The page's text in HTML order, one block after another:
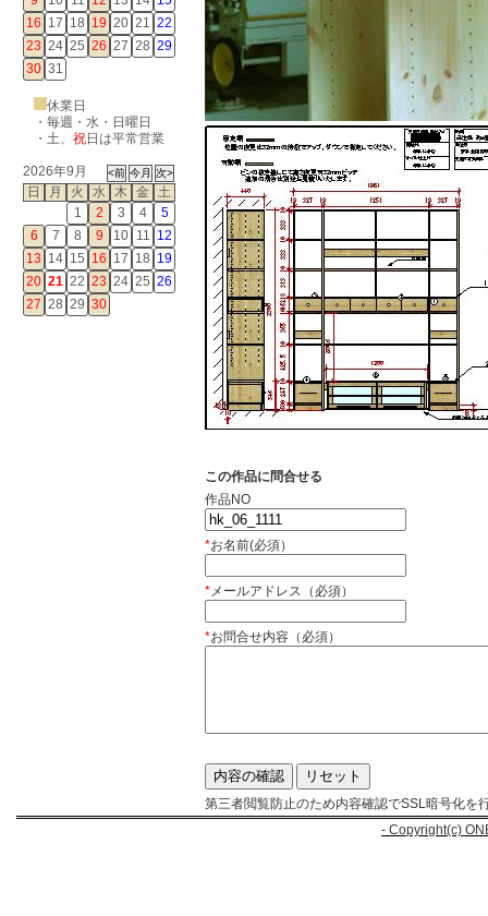
16 17 18 19 20 21 22
23 24 25 26 27 28 29
30 31
休業日
・毎週・水・日曜日
・ 土、 祝日は平常営業
2026年9月
日
月 火 水 木 金
土
1
2 3 4
5
6
7 8 9 10 11 12
13 14 15 16 17 18 19
20 21 22 23 24 25 26
27 28 29 30
この作品に問合せる
作品NO
*お名前(必須）
*メールアドレス（必須）
*お問合せ内容（必須）
第三者閲覧防止のため内容確認でSSL暗号化を
- Copyright(c)